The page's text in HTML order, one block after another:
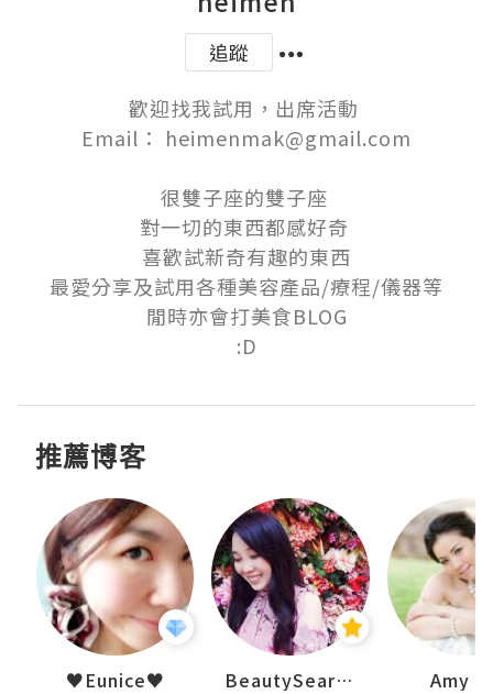
追蹤
歡迎找我試用，出席活動
Email： heimenmak@gmail.com
很雙子座的雙子座
對一切的東西都感好奇
喜歡試新奇有趣的東西
最愛分享及試用各種美容產品/療程/儀器等
閒時亦會打美食BLOG
:D
推薦博客
♥Eunice♥ BeautySearch Amy